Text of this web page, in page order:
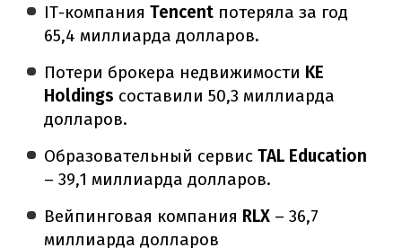
IT-компанияTencent потеряла за год
65,4 миллиарда долларов.
Потери брокера недвижимости KE
Holdings составили 50,3 миллиарда
долларов.
Образовательный сервисTAL Education
– 39,1 миллиарда долларов.
Вейпинговая компания RLX – 36,7
миллиарда долларов